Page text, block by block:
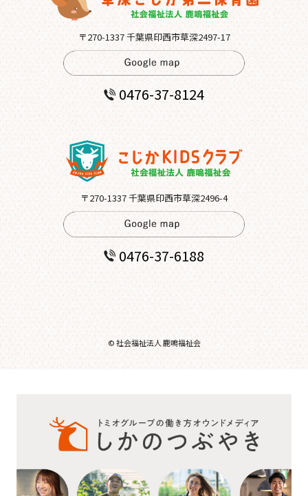
〒270-1337 千葉県印西市草深2497-17
0476-37-8124
〒270-1337 千葉県印西市草深2496-4
0476-37-6188
© 社会福祉法人 鹿鳴福祉会